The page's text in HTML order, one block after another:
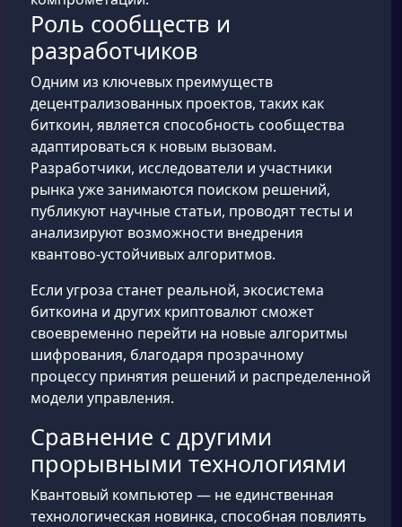
Роль сообществ и
разработчиков
Одним из ключевых преимуществ
децентрализованных проектов, таких как
биткоин, является способность сообщества
адаптироваться к новым вызовам.
Разработчики, исследователи и участники
рынка уже занимаются поиском решений,
публикуют научные статьи, проводят тесты и
анализируют возможности внедрения
квантово-устойчивых алгоритмов.
Если угроза станет реальной, экосистема
биткоина и других криптовалют сможет
своевременно перейти на новые алгоритмы
шифрования, благодаря прозрачному
процессу принятия решений и распределенной
модели управления.
Сравнение с другими
прорывными технологиями
Квантовый компьютер — не единственная
технологическая новинка, способная повлиять